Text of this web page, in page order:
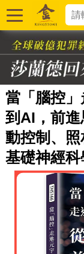
當「腦控
到AI，前
動控制、
基礎神經